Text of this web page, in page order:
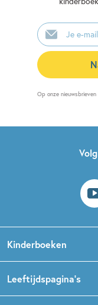
E-
mailadres
Op onze
Kinderboeken
Prentenboeken
Leeftijdspagina’s